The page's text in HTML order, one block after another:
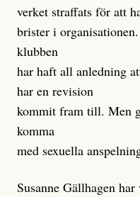
verket straffats för att
brister i
klubben
har haft all anledning
har en revision
kommit fram till. Men
komma
med sexuella
Susanne Gällhagen